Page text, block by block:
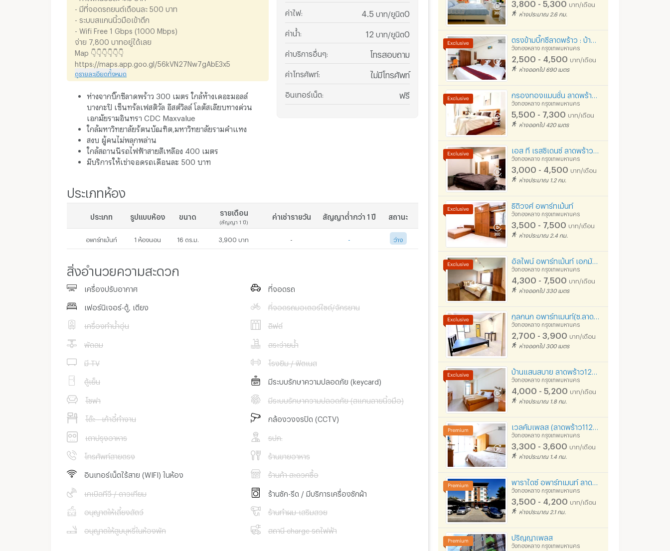
- มีที่จอดรถยนต์เดือนละ 500 บาท
- ระบบสแกนนิ้วมือเข้าตึก
- Wifi Free 1 Gbps (1000 Mbps)
จ่าย 7,800 บาทอยู่ได้เลย
Map 👇👇👇👇👇👇
https://maps.app.goo.gl/56kVN27Nw7gAbE3x5
ดูรายละเอียดทั้งหมด
ห่างจากบิ๊กซีลาดพร้าว 300 เมตร ใกล้ห้างเดอะมอลล์
บางกะปิ เซ็นทรัลเฟสติวัล อีสต์วิลล์ โลตัสเลียบทางด่วน
เอกมัยรามอินทรา CDC Maxvalue
ใกล้มหาวิทยาลัยรัตนบัณฑิต,มหาวิทยาลัยรามคำแหง
สงบ ผู้คนไม่พลุกพล่าน
ใกล้สถานนีรถไฟฟ้าสายสีเหลือง 400 เมตร
มีบริการให้เช่าจอดรถเดือนละ 500 บาท
ค่าไฟ: 4.5 บาท/ยูนิต0
ค่าน้ำ 12 บาท/ยูนิต0
ค่าบริการอื่นๆ โทรสอบถาม
ค่าโทรศัพท์: ไม่มีโทรศัพท์
อินเทอร์เน็ต ฟรี
ประเภทห้อง
ประเภท รูปแบบห้อง ขนาด
รายเดือน
(สัญญา 1 ปี)
ค่าเช่ารายวัน สัญญาต่ำกว่า 1 ปี สถานะ
อพาร์ทเม้นท์ 1 ห้องนอน 16 ตร.ม. 3,900 บาท ว่าง
สิ่งอำนวยความสะดวก
เครื่องปรับอากาศ
เฟอร์นิเจอร์-ตู้, เตียง
เครื่องทำน้ำอุ่น
พัดลม
มี TV
ตู้เย็น
โซฟา
โต๊ะ - เก้าอี้ทำงาน
เตาปรุงอาหาร
โทรศัพท์สายตรง
อินเทอร์เน็ตไร้สาย (WIFI) ในห้อง
เคเบิลทีวี / ดาวเทียม
อนุญาตให้เลี้ยงสัตว์
อนุญาตให้สูบบุหรี่ในห้องพัก
ที่จอดรถ
ที่จอดรถมอเตอร์ไซด์/จักรยาน
ลิฟต์
สระว่ายน้ำ
โรงยิม / ฟิตเนส
มีระบบรักษาความปลอดภัย (keycard)
มีระบบรักษาความปลอดภัย (สแกนลายนิ้วมือ)
กล้องวงจรปิด (CCTV)
รปภ.
ร้านขายอาหาร
ร้านค้า สะดวกซื้อ
ร้านซัก-รีด / มีบริการเครื่องซักผ้า
ร้านทำผม-เสริมสวย
สถานี charge รถไฟฟ้า
3,800 - 5,300 บาท/เดือน
ห่างประมาณ 2.6 กม.
วังทองหลาง กรุงเทพมหานคร
2,500 - 4,500 บาท/เดือน
ห่างออกไป 690 เมตร
วังทองหลาง กรุงเทพมหานคร
5,500 - 7,300 บาท/เดือน
ห่างออกไป 420 เมตร
วังทองหลาง กรุงเทพมหานคร
3,000 - 4,500 บาท/เดือน
ห่างประมาณ 1.2 กม.
ธิติวงศ์ อพาร์ทเม้นท์
วังทองหลาง กรุงเทพมหานคร
3,500 - 7,500 บาท/เดือน
ห่างประมาณ 2.4 กม.
อัลไพน์ อพาร์ทเม้นท์ เอกมัย-รามอินทรา
วังทองหลาง กรุงเทพมหานคร
4,300 - 7,500 บาท/เดือน
ห่างออกไป 330 เมตร
วังทองหลาง กรุงเทพมหานคร
2,700 - 3,900 บาท/เดือน
ห่างออกไป 300 เมตร
วังทองหลาง กรุงเทพมหานคร
4,000 - 5,200 บาท/เดือน
ห่างประมาณ 1.8 กม.
วังทองหลาง กรุงเทพมหานคร
3,300 - 3,600 บาท/เดือน
ห่างประมาณ 1.4 กม.
วังทองหลาง กรุงเทพมหานคร
3,500 - 4,200 บาท/เดือน
ห่างประมาณ 2.1 กม.
ปริญญาเพลส
วังทองหลาง กรุงเทพมหานคร